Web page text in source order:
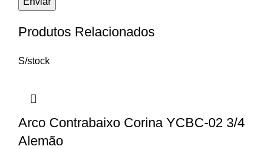
Produtos Relacionados
S/stock
Arco Contrabaixo Corina YCBC-02 3/4
Alemão